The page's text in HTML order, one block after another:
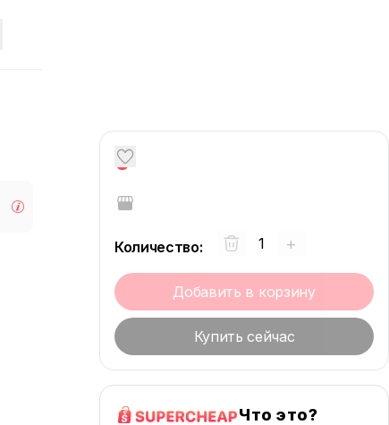
0
Количество: +
Добавить в корзину
Купить сейчас
Что это?